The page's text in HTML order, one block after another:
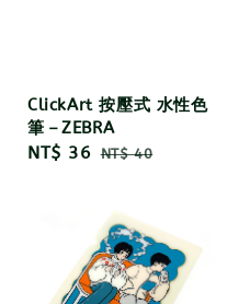
ClickArt 按壓式 水性色
筆－ZEBRA
Sale
NT$ 36 Regular
NT$ 40